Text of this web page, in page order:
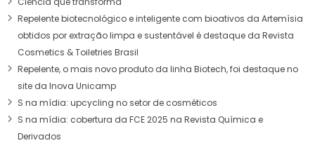
Repelente biotecnológico e inteligente com bioativos da Artemísia
obtidos por extração limpa e sustentável é destaque da Revista
Cosmetics & Toiletries Brasil
Repelente, o mais novo produto da linha Biotech, foi destaque no
site da Inova Unicamp
S na mídia: upcycling no setor de cosméticos
S na mídia: cobertura da FCE 2025 na Revista Química e
Derivados